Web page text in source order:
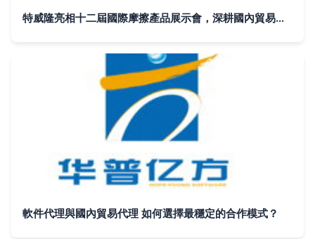
特威隆亮相十二屆國際摩擦產品展示會，深耕國內貿易代理新路徑
軟件代理與國內貿易代理 如何選擇最穩定的合作模式？